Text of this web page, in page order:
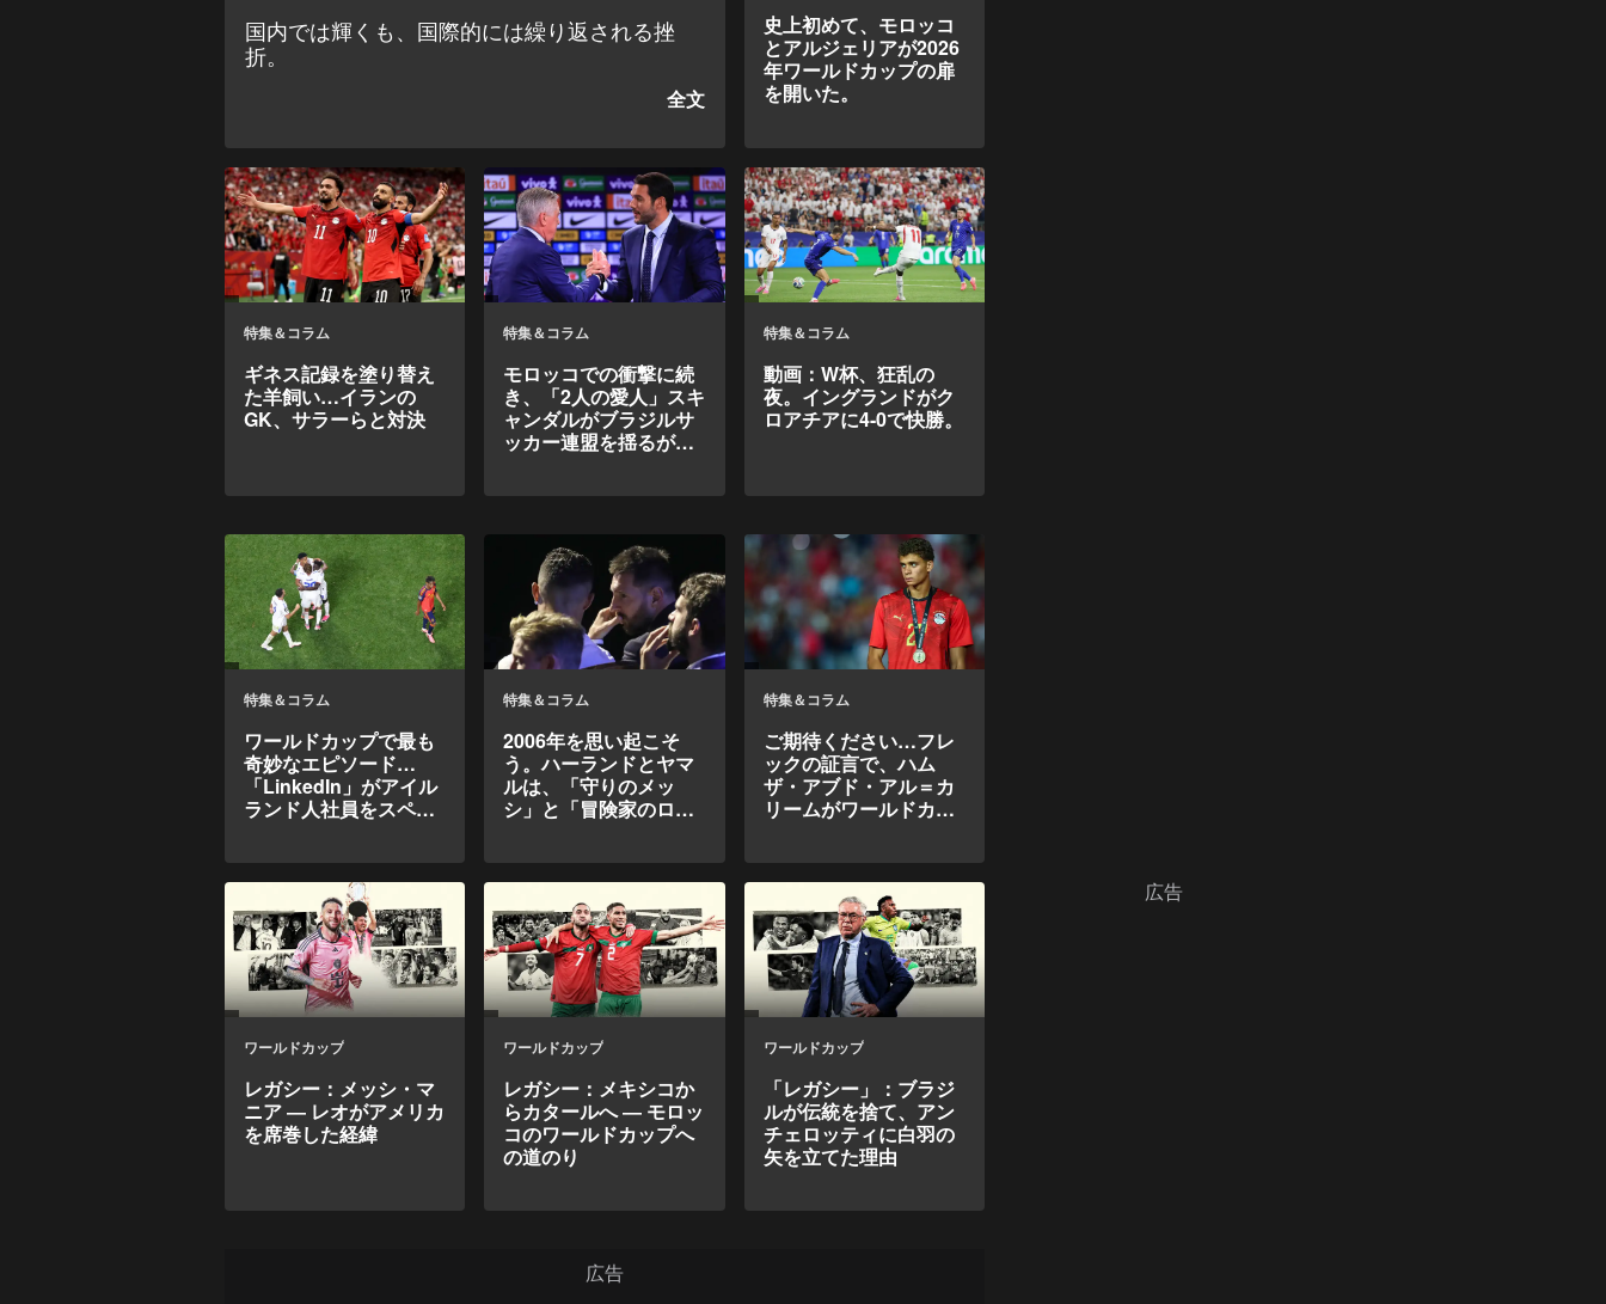
国内では輝くも、国際的には繰り返される挫
折。
史上初めて、モロッコ
とアルジェリアが2026
年ワールドカップの扉
を開いた。
特集＆コラム
ギネス記録を塗り替え
た羊飼い…イランの
GK、サラーらと対決
特集＆コラム
モロッコでの衝撃に続
き、「2人の愛人」スキ
ャンダルがブラジルサ
ッカー連盟を揺るがし
特集＆コラム
動画：W杯、狂乱の
夜。イングランドがク
ロアチアに4-0で快勝。
特集＆コラム
ワールドカップで最も
奇妙なエピソード…
「LinkedIn」がアイル
ランド人社員をスペイ
特集＆コラム
2006年を思い起こそ
う。ハーランドとヤマ
ルは、「守りのメッ
シ」と「冒険家のロナ
特集＆コラム
ご期待ください…フレ
ックの証言で、ハム
ザ・アブド・アル＝カ
リームがワールドカッ
ワールドカップ
レガシー：メッシ・マ
ニア ― レオがアメリカ
を席巻した経緯
ワールドカップ
レガシー：メキシコか
らカタールへ ― モロッ
コのワールドカップへ
の道のり
ワールドカップ
「レガシー」：ブラジ
ルが伝統を捨て、アン
チェロッティに白羽の
矢を立てた理由